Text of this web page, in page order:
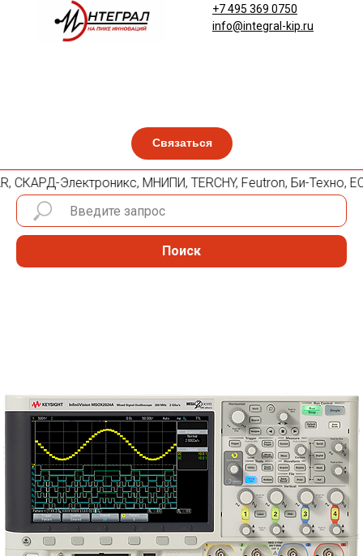
Связаться
+7 495 369 0750
info@integral-kip.ru
Электроникс, МНИПИ, TERCHY, Feutron, Би-Техно,
Поиск